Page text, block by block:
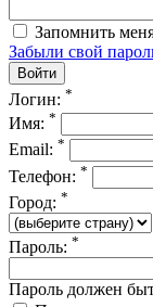
Запомнить
Забыли свой
Логин: *
Имя: *
Email: *
Телефон: *
Город: *
Пароль: *
Пароль должен